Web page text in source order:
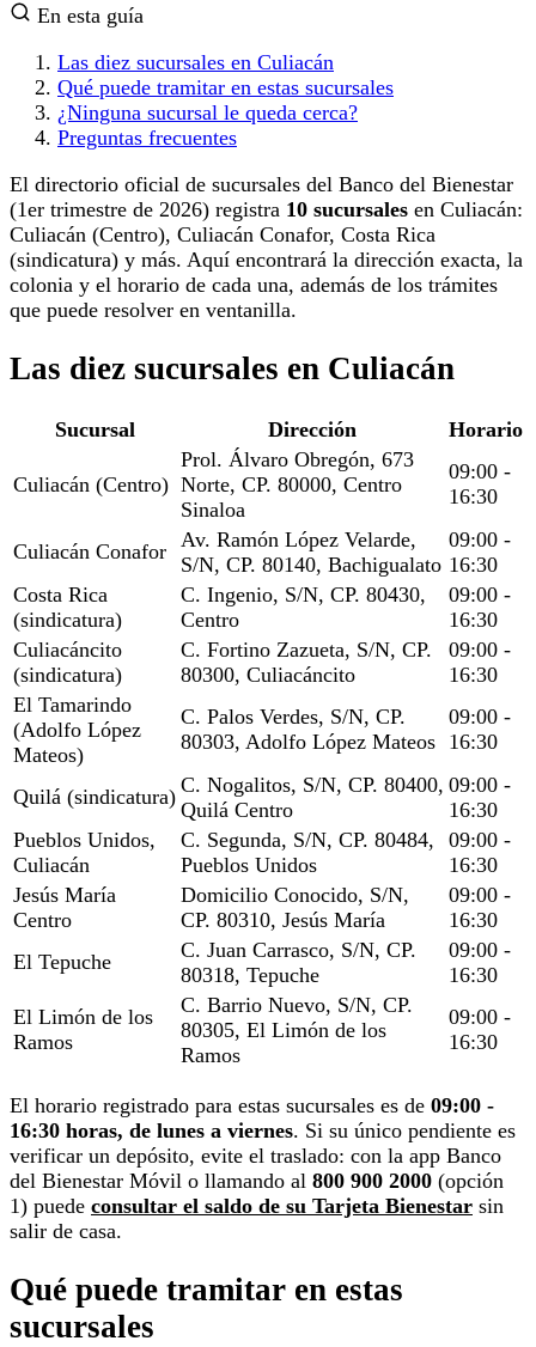
En esta guía
Las diez sucursales en Culiacán
Qué puede tramitar en estas sucursales
¿Ninguna sucursal le queda cerca?
Preguntas frecuentes
El directorio oficial de sucursales del Banco del Bienestar
(1er trimestre de 2026) registra 10 sucursales en Culiacán:
Culiacán (Centro), Culiacán Conafor, Costa Rica
(sindicatura) y más. Aquí encontrará la dirección exacta, la
colonia y el horario de cada una, además de los trámites
que puede resolver en ventanilla.
Las diez sucursales en Culiacán
Sucursal Dirección Horario
Culiacán (Centro)
Prol. Álvaro Obregón, 673
Norte, CP. 80000, Centro
Sinaloa
09:00 -
16:30
Culiacán Conafor Av. Ramón López Velarde,
S/N, CP. 80140, Bachigualato
09:00 -
16:30
Costa Rica
(sindicatura)
C. Ingenio, S/N, CP. 80430,
Centro
09:00 -
16:30
Culiacáncito
(sindicatura)
C. Fortino Zazueta, S/N, CP.
80300, Culiacáncito
09:00 -
16:30
El Tamarindo
(Adolfo López
Mateos)
C. Palos Verdes, S/N, CP.
80303, Adolfo López Mateos
09:00 -
16:30
Quilá (sindicatura) C. Nogalitos, S/N, CP. 80400,
Quilá Centro
09:00 -
16:30
Pueblos Unidos,
Culiacán
C. Segunda, S/N, CP. 80484,
Pueblos Unidos
09:00 -
16:30
Jesús María
Centro
Domicilio Conocido, S/N,
CP. 80310, Jesús María
09:00 -
16:30
El Tepuche
C. Juan Carrasco, S/N, CP.
80318, Tepuche
09:00 -
16:30
El Limón de los
Ramos
C. Barrio Nuevo, S/N, CP.
80305, El Limón de los
Ramos
09:00 -
16:30
El horario registrado para estas sucursales es de 09:00 -
16:30 horas, de lunes a viernes. Si su único pendiente es
verificar un depósito, evite el traslado: con la app Banco
del Bienestar Móvil o llamando al 800 900 2000 (opción
1) puede consultar el saldo de su Tarjeta Bienestar sin
salir de casa.
Qué puede tramitar en estas
sucursales